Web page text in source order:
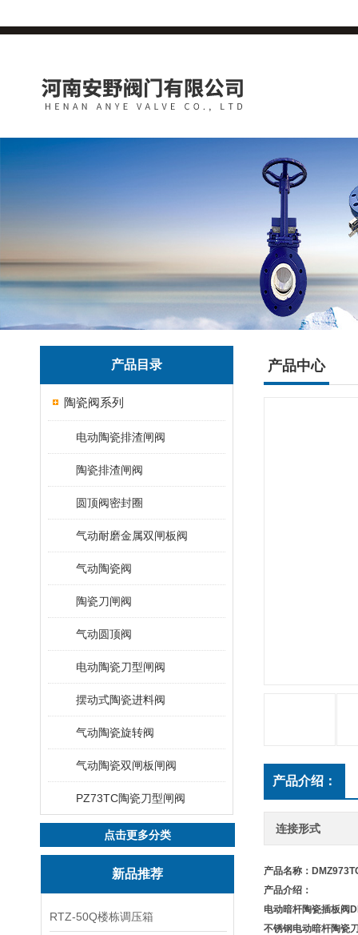
产品目录
陶瓷阀系列
电动陶瓷排渣闸阀
陶瓷排渣闸阀
圆顶阀密封圈
气动耐磨金属双闸板阀
气动陶瓷阀
陶瓷刀闸阀
气动圆顶阀
电动陶瓷刀型闸阀
摆动式陶瓷进料阀
气动陶瓷旋转阀
气动陶瓷双闸板闸阀
PZ73TC陶瓷刀型闸阀
点击更多分类
新品推荐
RTZ-50Q楼栋调压箱
产品中心
产品介绍：
连接形式
产品名称：
产品介绍：
电动暗杆陶瓷插板阀
不锈钢电动暗杆陶瓷